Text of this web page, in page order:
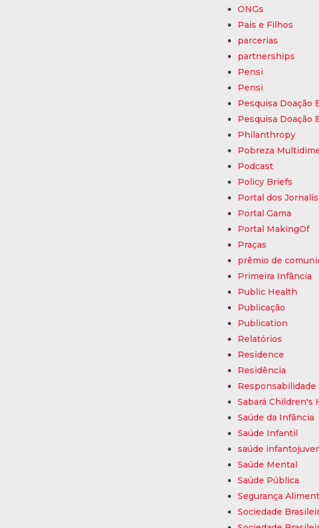
ONGs
Pais e Filhos
parcerias
partnerships
Pensi
Pensi
Pesquisa Doação
Pesquisa Doação
Philanthropy
Pobreza
Podcast
Policy Briefs
Portal dos
Portal Gama
Portal MakingOf
Praças
prêmio de
Primeira Infância
Public Health
Publicação
Publication
Relatórios
Residence
Residência
Responsabilidade
Sabará Children's
Saúde da Infância
Saúde Infantil
saúde
Saúde Mental
Saúde Pública
Segurança
Sociedade